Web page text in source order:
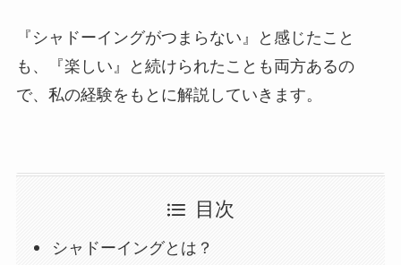
『シャドーイングがつまらない』と感じたこと
も、『楽しい』と続けられたことも両方あるの
で、私の経験をもとに解説していきます。
目次
シャドーイングとは？